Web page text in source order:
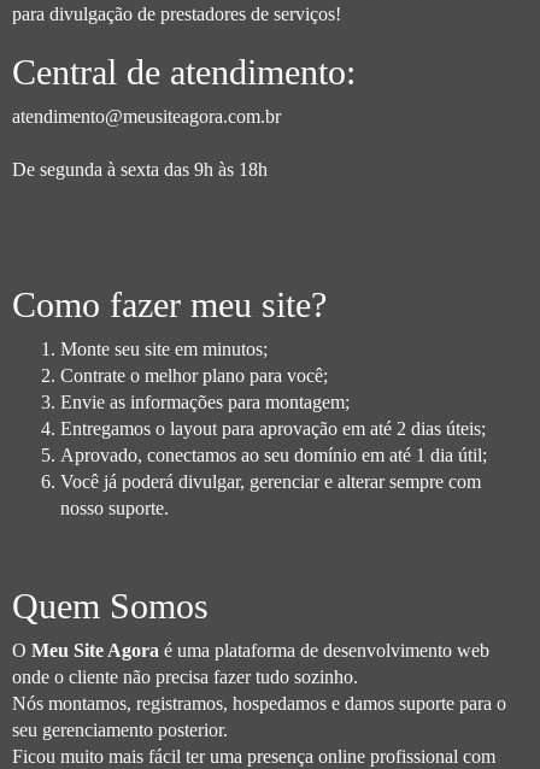
para divulgação de prestadores de serviços!
Central de atendimento:
atendimento@meusiteagora.com.br
De segunda à sexta das 9h às 18h
Como fazer meu site?
Monte seu site em minutos;
Contrate o melhor plano para você;
Envie as informações para montagem;
Entregamos o layout para aprovação em até 2 dias úteis;
Aprovado, conectamos ao seu domínio em até 1 dia útil;
Você já poderá divulgar, gerenciar e alterar sempre com
nosso suporte.
Quem Somos
O Meu Site Agora é uma plataforma de desenvolvimento web
onde o cliente não precisa fazer tudo sozinho.
Nós montamos, registramos, hospedamos e damos suporte para o
seu gerenciamento posterior.
Ficou muito mais fácil ter uma presença online profissional com